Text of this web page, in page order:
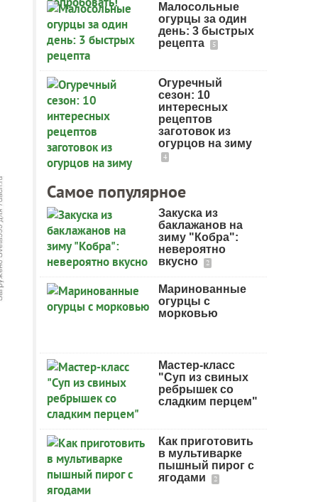
Малосольные
огурцы за один
день: 3 быстрых
рецепта
5
Огуречный
сезон: 10
интересных
рецептов
заготовок из
огурцов на зиму
4
Самое популярное
Закуска из
баклажанов на
зиму "Кобра":
невероятно
вкусно
2
Маринованные
огурцы с
морковью
Мастер-класс
"Суп из свиных
ребрышек со
сладким перцем"
Как приготовить
в мультиварке
пышный пирог с
ягодами
2